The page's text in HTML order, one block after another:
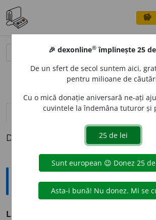
savings
definiții (1) pronunțievolume_up (2)
Definiția cu ID-ul 341174:
Explicative DEX
LAPID
🎉 dexonline® împlinește 25
De un sfert de secol suntem aici,
pentru milioane de
Cu o mică donație aniversară ne-ați
cuvintele la îndemâna tuturor și